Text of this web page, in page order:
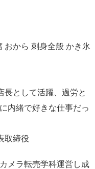
おから 刺身全般 かき氷
長として活躍、過労と
内緒で好きな仕事だっ
取締役
メラ転売学科運営し成